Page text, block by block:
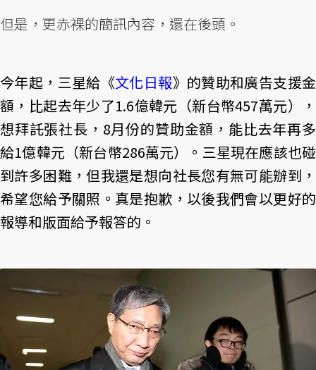
但是，更赤裸的簡訊內容，還在後頭。
今年起，三星給《文化日報》的贊助和廣告支援金
額，比起去年少了1.6億韓元（新台幣457萬元），
想拜託張社長，8月份的贊助金額，能比去年再多
給1億韓元（新台幣286萬元）。三星現在應該也碰
到許多困難，但我還是想向社長您有無可能辦到，
希望您給予關照。真是抱歉，以後我們會以更好的
報導和版面給予報答的。